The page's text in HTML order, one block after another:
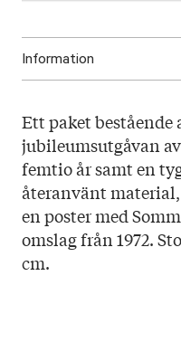
Information
Utgivningsår:
Titel: Sommarboken
tygkasse
Språk: Svenska
Sidantal:
Format:
Ett paket bestående
jubileumsutgåvan av
femtio år samt en
återanvänt material,
en poster med
omslag från 1972.
cm.